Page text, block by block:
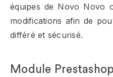
équipes de Novo Novo
modifications afin de
différé et sécurisé.
Module Prestashop